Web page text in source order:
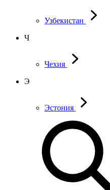
Узбекистан
Ч
Чехия
Э
Эстония